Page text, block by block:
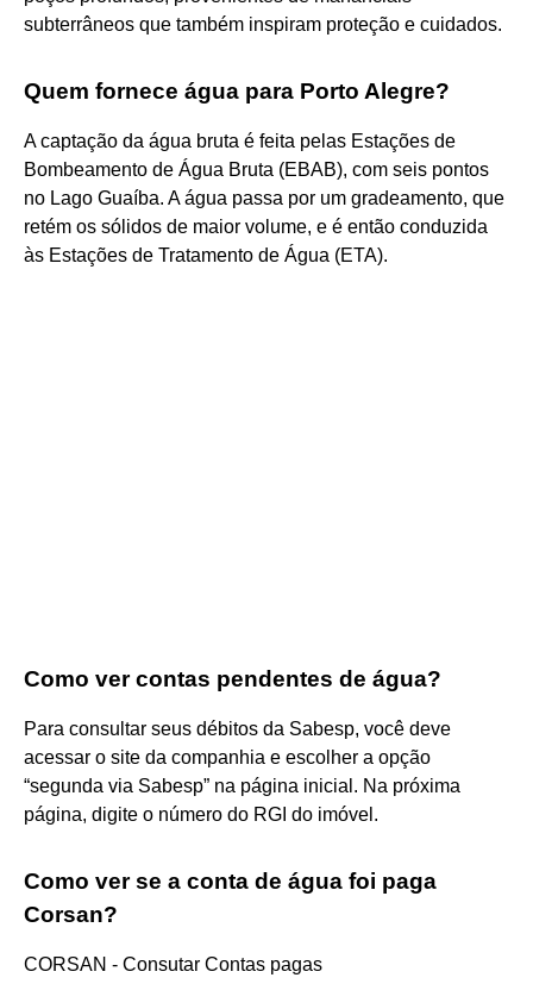
subterrâneos que também inspiram proteção e cuidados.
Quem fornece água para Porto Alegre?
A captação da água bruta é feita pelas Estações de
Bombeamento de Água Bruta (EBAB), com seis pontos
no Lago Guaíba. A água passa por um gradeamento, que
retém os sólidos de maior volume, e é então conduzida
às Estações de Tratamento de Água (ETA).
Como ver contas pendentes de água?
Para consultar seus débitos da Sabesp, você deve
acessar o site da companhia e escolher a opção
“segunda via Sabesp” na página inicial. Na próxima
página, digite o número do RGI do imóvel.
Como ver se a conta de água foi paga
Corsan?
CORSAN - Consutar Contas pagas